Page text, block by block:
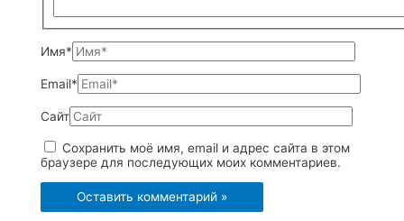
Имя*
Email*
Сайт
Сохранить моё имя, email и адрес сайта в этом
браузере для последующих моих комментариев.